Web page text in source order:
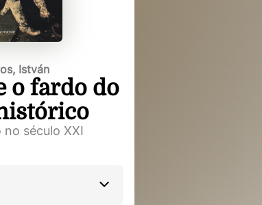
István
o fardo do
no século XXI